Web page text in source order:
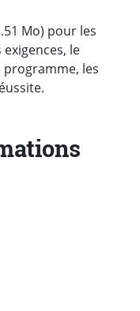
Mo) pour les
le
les